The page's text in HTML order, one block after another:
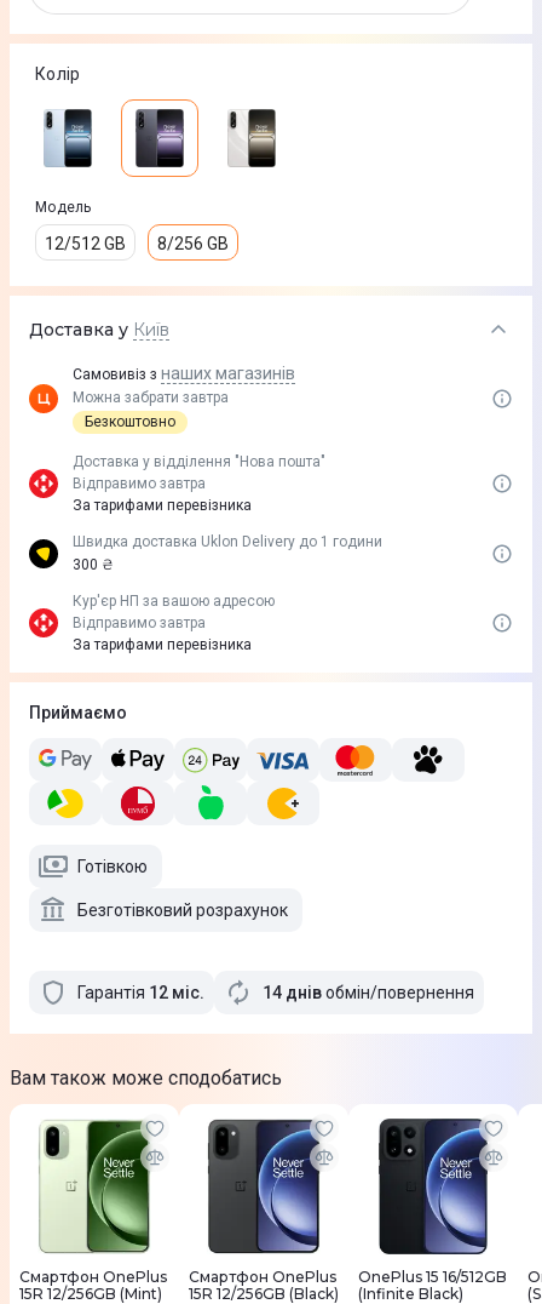
Колір
Модель
12/512 GB 8/256 GB
Доставка у Київ
Самовивіз з наших магазинів
Можна забрати завтра
Безкоштовно
Доставка у вiддiлення "Нова пошта"
Відправимо завтра
За тарифами перевізника
Швидка доставка Uklon Delivery до 1 години
300 ₴
Кур'єр НП за вашою адресою
Відправимо завтра
За тарифами перевізника
Приймаємо
Готівкою
Безготівковий розрахунок
Гарантія 12 міс. 14 днівобмін/повернення
Вам також може сподобатись
Смартфон OnePlus
15R 12/256GB (Mint)
Смартфон OnePlus
15R 12/256GB (Black)
OnePlus 15 16/512GB
(Infinite Black)